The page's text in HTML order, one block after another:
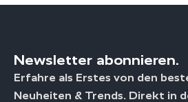
Newsletter abonnieren.
Erfahre als Erstes von den
Neuheiten & Trends. Direkt in